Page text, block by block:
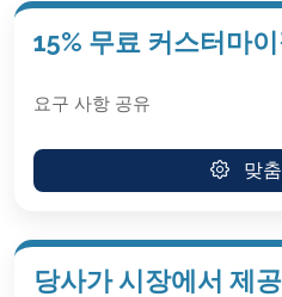
15% 무료 커스터마
요구 사항 공유
맞
당사가 시장에서 제